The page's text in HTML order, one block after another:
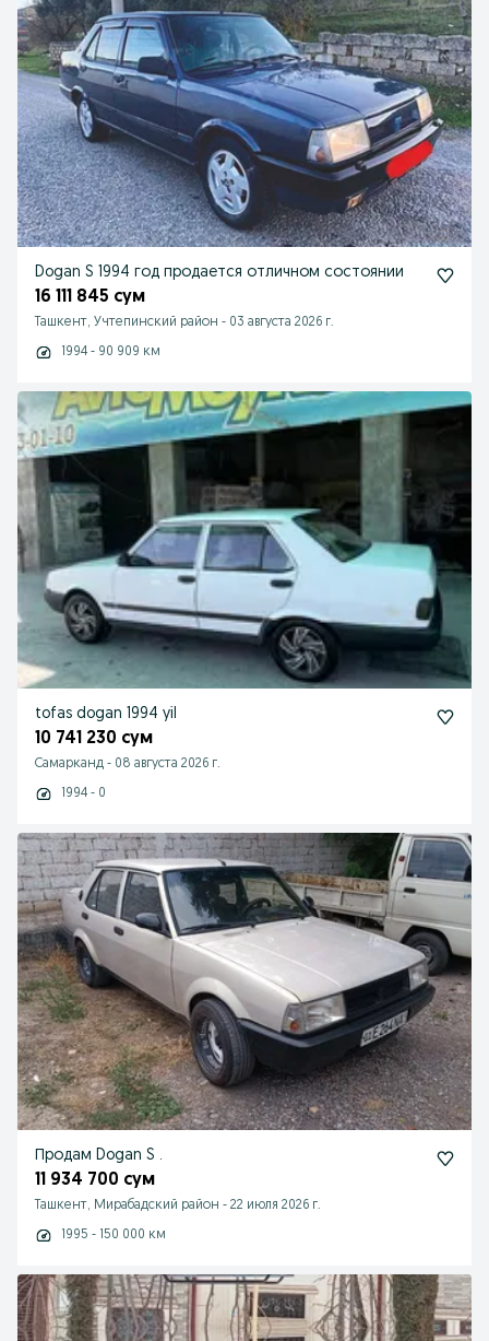
Dogan S 1994 год продается отличном состоянии
16 111 845 сум
Ташкент, Учтепинский район - 03 августа 2026 г.
1994 - 90 909 км
tofas dogan 1994 yil
10 741 230 сум
Самарканд - 08 августа 2026 г.
1994 - 0
Продам Dogan S .
11 934 700 сум
Ташкент, Мирабадский район - 22 июля 2026 г.
1995 - 150 000 км